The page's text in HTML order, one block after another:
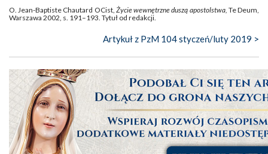
O. Jean-Baptiste Chautard OCist, Życie wewnętrzne duszą apostolstwa, Te Deum,
Warszawa 2002, s. 191–193. Tytuł od redakcji.
Artykuł z PzM 104 styczeń/luty 2019 >